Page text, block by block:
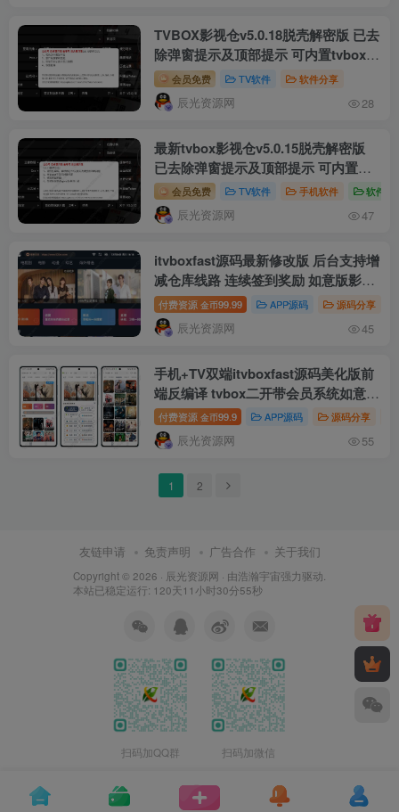
TVBOX影视仓v5.0.18脱壳解密版 已去
除弹窗提示及顶部提示 可内置tvbox仓
库接口
会员免费 TV软件 软件分享
辰光资源网 28
最新tvbox影视仓v5.0.15脱壳解密版
已去除弹窗提示及顶部提示 可内置
tvbox仓库接口
会员免费 TV软件 手机软件 软件分
辰光资源网 47
itvboxfast源码最新修改版 后台支持增
减仓库线路 连续签到奖励 如意版影视
APP源码
付费资源 金币99.99 APP源码 源码分享
辰光资源网 45
手机+TV双端itvboxfast源码美化版前
端反编译 tvbox二开带会员系统如意版
影视APP源码
付费资源 金币99.9 APP源码 源码分享
辰光资源网 55
1 2
友链申请 免责声明 广告合作 关于我们
Copyright © 2026 · 辰光资源网 · 由浩瀚宇宙强力驱动.
本站已稳定运行: 120天11小时30分55秒
扫码加QQ群 扫码加微信